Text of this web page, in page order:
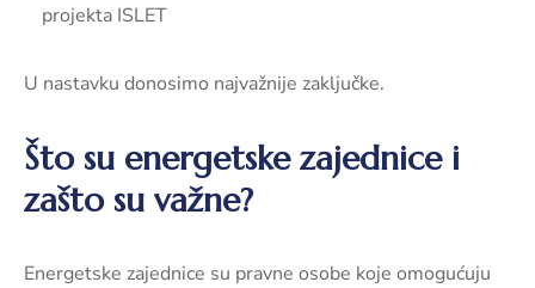
projekta ISLET
U nastavku donosimo najvažnije zaključke.
Što su energetske zajednice i
zašto su važne?
Energetske zajednice su pravne osobe koje omogućuju